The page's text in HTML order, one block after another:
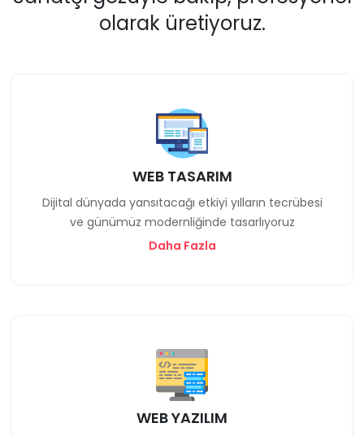
olarak üretiyoruz.
WEB TASARIM
Dijital dünyada yansıtacağı etkiyi yılların tecrübesi
ve günümüz modernliğinde tasarlıyoruz
Daha Fazla
WEB YAZILIM